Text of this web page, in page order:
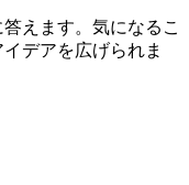
えます。気になるこ
デアを広げられま